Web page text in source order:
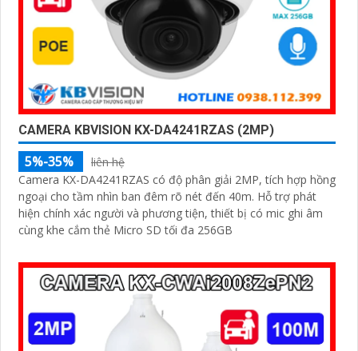
CAMERA KBVISION KX-DA4241RZAS (2MP)
5%-35%
liên hệ
Camera KX-DA4241RZAS có độ phân giải 2MP, tích hợp hồng
ngoại cho tầm nhìn ban đêm rõ nét đến 40m. Hỗ trợ phát
hiện chính xác người và phương tiện, thiết bị có mic ghi âm
cùng khe cắm thẻ Micro SD tối đa 256GB